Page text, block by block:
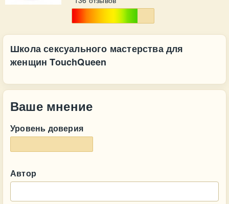
Школа сексуального мастерства для
женщин TouchQueen
Ваше мнение
Уровень доверия
Автор